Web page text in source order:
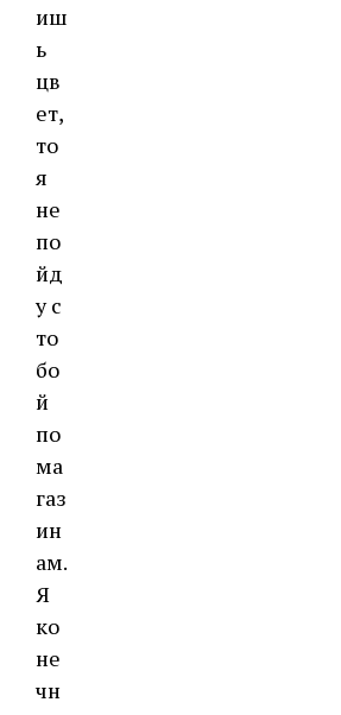
иш
ь
цв
ет,
то
я
не
по
йд
у с
то
бо
й
по
ма
газ
ин
ам.
Я
ко
не
чн